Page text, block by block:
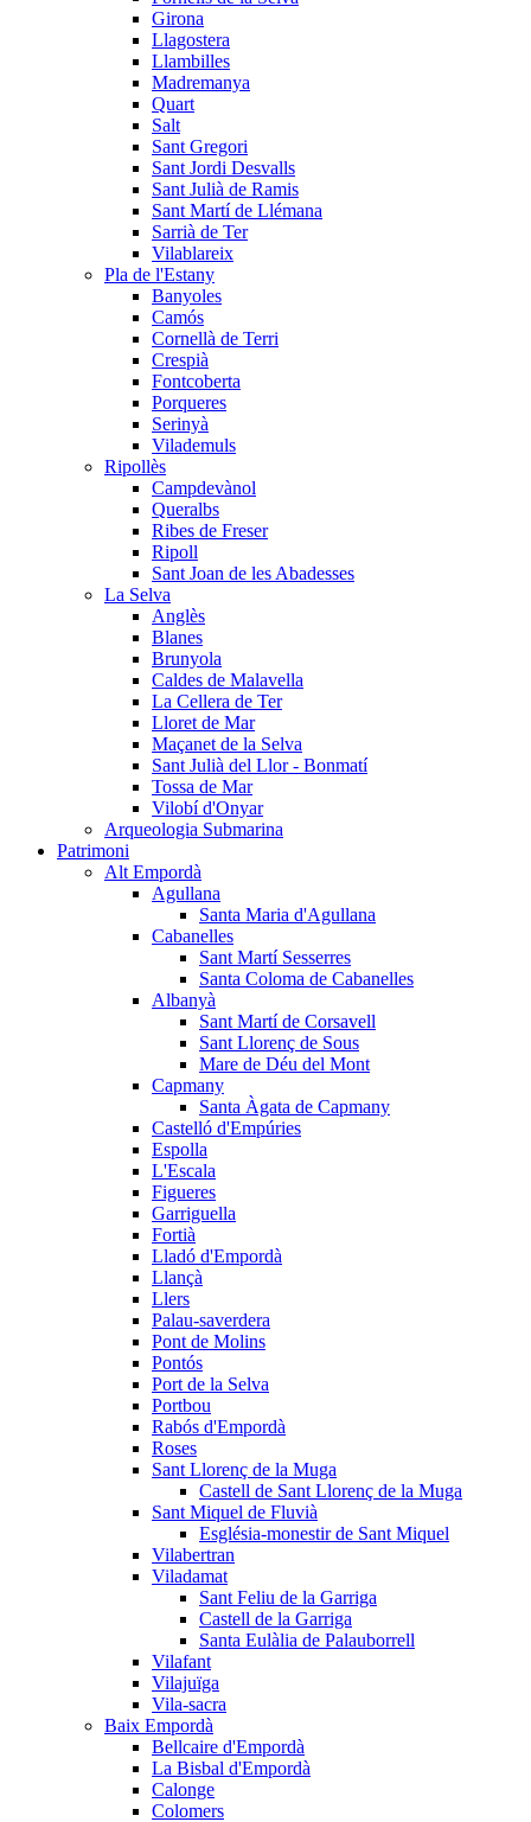
Girona
Llagostera
Llambilles
Madremanya
Quart
Salt
Sant Gregori
Sant Jordi Desvalls
Sant Julià de Ramis
Sant Martí de Llémana
Sarrià de Ter
Vilablareix
Pla de l'Estany
Banyoles
Camós
Cornellà de Terri
Crespià
Fontcoberta
Porqueres
Serinyà
Vilademuls
Ripollès
Campdevànol
Queralbs
Ribes de Freser
Ripoll
Sant Joan de les Abadesses
La Selva
Anglès
Blanes
Brunyola
Caldes de Malavella
La Cellera de Ter
Lloret de Mar
Maçanet de la Selva
Sant Julià del Llor - Bonmatí
Tossa de Mar
Vilobí d'Onyar
Arqueologia Submarina
Patrimoni
Alt Empordà
Agullana
Santa Maria d'Agullana
Cabanelles
Sant Martí Sesserres
Santa Coloma de Cabanelles
Albanyà
Sant Martí de Corsavell
Sant Llorenç de Sous
Mare de Déu del Mont
Capmany
Santa Àgata de Capmany
Castelló d'Empúries
Espolla
L'Escala
Figueres
Garriguella
Fortià
Lladó d'Empordà
Llançà
Llers
Palau-saverdera
Pont de Molins
Pontós
Port de la Selva
Portbou
Rabós d'Empordà
Roses
Sant Llorenç de la Muga
Castell de Sant Llorenç de la Muga
Sant Miquel de Fluvià
Església-monestir de Sant Miquel
Vilabertran
Viladamat
Sant Feliu de la Garriga
Castell de la Garriga
Santa Eulàlia de Palauborrell
Vilafant
Vilajuïga
Vila-sacra
Baix Empordà
Bellcaire d'Empordà
La Bisbal d'Empordà
Calonge
Colomers